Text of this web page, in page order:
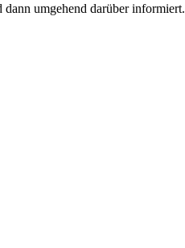
umgehend darüber informiert.